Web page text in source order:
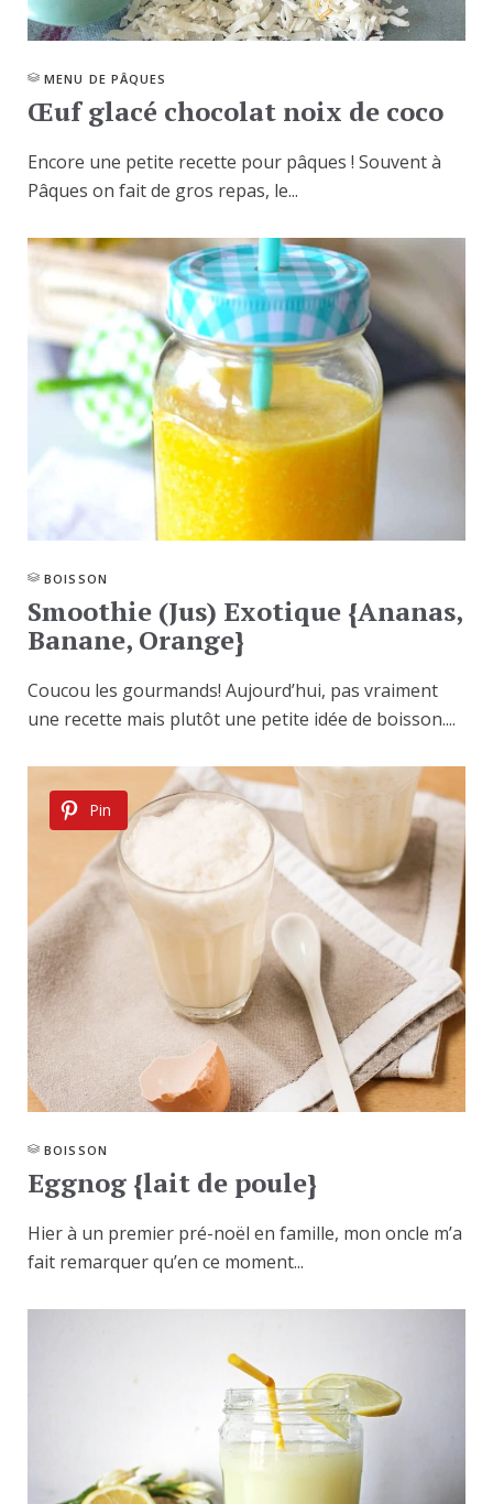
MENU DE PÂQUES
Œuf glacé chocolat noix de coco
Encore une petite recette pour pâques ! Souvent à
Pâques on fait de gros repas, le...
BOISSON
Smoothie (Jus) Exotique {Ananas,
Banane, Orange}
Coucou les gourmands! Aujourd’hui, pas vraiment
une recette mais plutôt une petite idée de boisson....
Pin
BOISSON
Eggnog {lait de poule}
Hier à un premier pré-noël en famille, mon oncle m’a
fait remarquer qu’en ce moment...